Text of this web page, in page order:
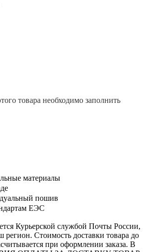
товара необходимо заполнить
материалы
пошив
ЕЭС
Курьерской службой Почты России,
регион. Стоимость доставки товара до
при оформлении заказа. В